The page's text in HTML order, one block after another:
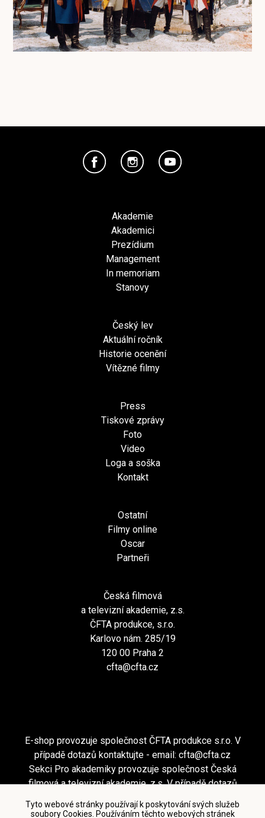
Tyto webové stránky používají k poskytování svých služeb
soubory Cookies. Používáním těchto webových stránek
Akademie
Akademici
Prezídium
Management
In memoriam
Stanovy
Český lev
Aktuální ročník
Historie ocenění
Vítězné filmy
Press
Tiskové zprávy
Foto
Video
Loga a soška
Kontakt
Ostatní
Filmy online
Oscar
Partneři
Česká filmová
a televizní akademie, z.s.
ČFTA produkce, s.r.o.
Karlovo nám. 285/19
120 00 Praha 2
cfta@cfta.cz
E-shop provozuje společnost ČFTA produkce s.r.o. V
případě dotazů kontaktujte - email: cfta@cfta.cz
Sekci Pro akademiky provozuje společnost Česká
filmová a televizní akademie, z.s. V případě dotazů